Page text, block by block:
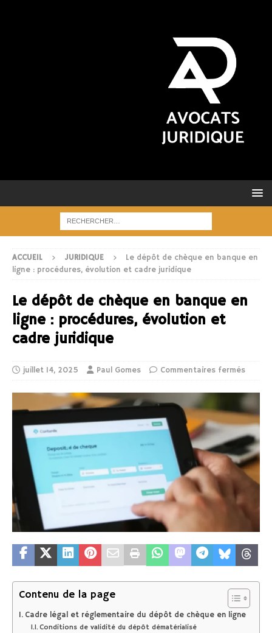
ACCUEIL JURIDIQUE
Le dépôt de chèque en banque en
ligne : procédures, évolution et cadre juridique
Le dépôt de chèque en banque en
ligne : procédures, évolution et
cadre juridique
juillet 14, 2025 Paul Gomes Commentaires fermés
Contenu de la page
Cadre légal et réglementaire du dépôt de chèque en ligne
Conditions de validité du dépôt dématérialisé